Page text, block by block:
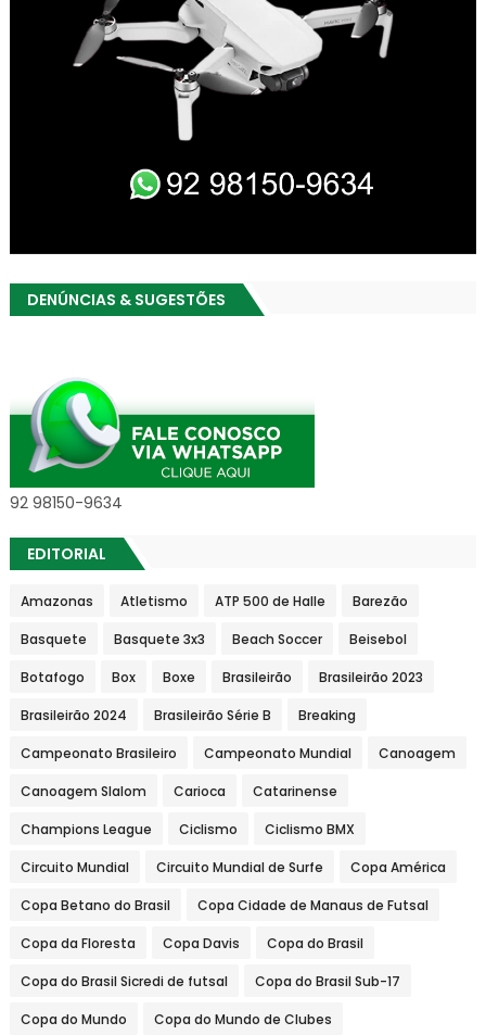
DENÚNCIAS & SUGESTÕES
92 98150-9634
EDITORIAL
Amazonas Atletismo ATP 500 de Halle Barezão
Basquete Basquete 3x3 Beach Soccer Beisebol
Botafogo Box Boxe Brasileirão Brasileirão 2023
Brasileirão 2024 Brasileirão Série B Breaking
Campeonato Brasileiro Campeonato Mundial Canoagem
Canoagem Slalom Carioca Catarinense
Champions League Ciclismo Ciclismo BMX
Circuito Mundial Circuito Mundial de Surfe Copa América
Copa Betano do Brasil Copa Cidade de Manaus de Futsal
Copa da Floresta Copa Davis Copa do Brasil
Copa do Brasil Sicredi de futsal Copa do Brasil Sub-17
Copa do Mundo Copa do Mundo de Clubes